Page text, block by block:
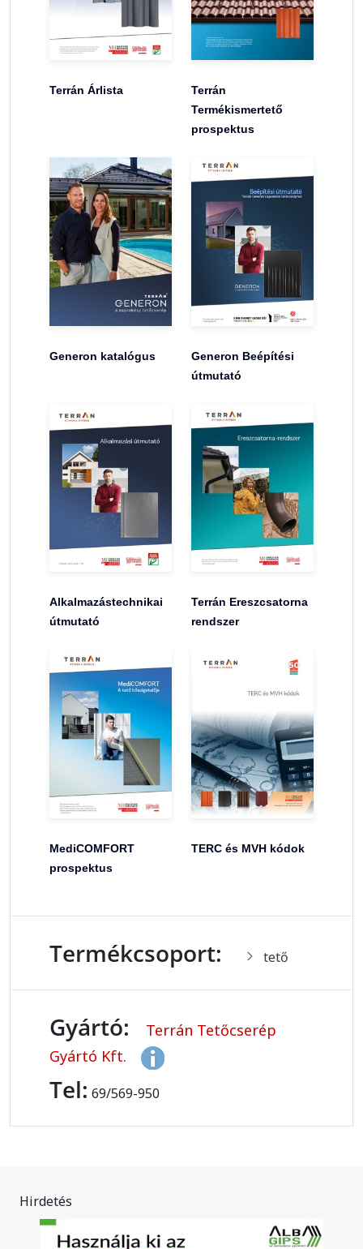
Terrán Árlista
Terrán
Termékismertető
prospektus
Generon katalógus
Generon Beépítési
útmutató
Alkalmazástechnikai
útmutató
Terrán Ereszcsatorna
rendszer
MediCOMFORT
prospektus
TERC és MVH kódok
Termékcsoport: tető
Gyártó:
Terrán Tetőcserép
Gyártó Kft.
Tel: 69/569-950
Hirdetés